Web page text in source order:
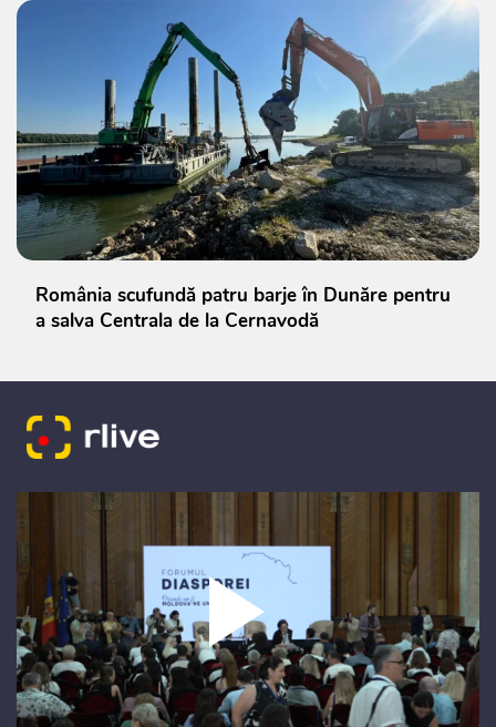
România scufundă patru barje în Dunăre pentru
a salva Centrala de la Cernavodă